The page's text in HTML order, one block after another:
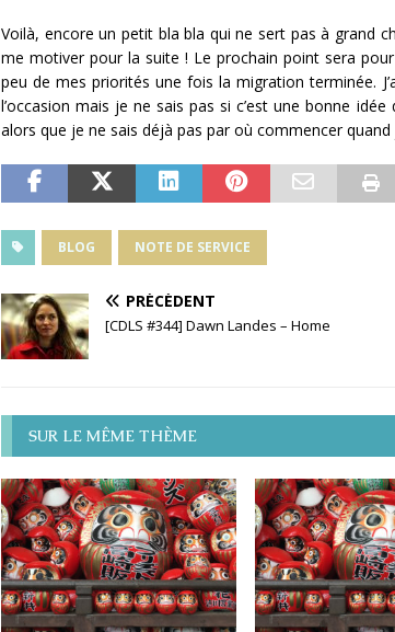
Voilà, encore un petit bla bla qui ne sert pas à grand
me motiver pour la suite ! Le prochain point sera
peu de mes priorités une fois la migration terminée.
l’occasion mais je ne sais pas si c’est une bonne
alors que je ne sais déjà pas par où commencer
BLOG NOTE DE SERVICE
PRÉCÉDENT
[CDLS #344] Dawn Landes – Home
SUR LE MÊME THÈME